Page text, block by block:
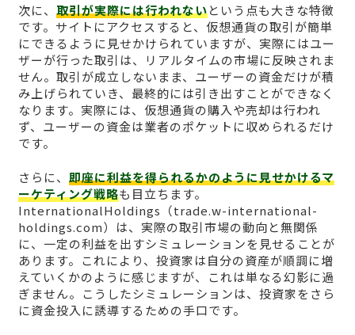
次に、 取引が実際には行われないという点も大きな特徴
です。サイトにアクセスすると、仮想通貨の取引が簡単
にできるように見せかけられていますが、実際にはユー
ザーが行った取引は、リアルタイムの市場に反映されま
せん。取引が成立しないまま、ユーザーの資金だけが積
み上げられていき、最終的には引き出すことができなく
なります。実際には、仮想通貨の購入や売却は行われ
ず、ユーザーの資金は業者のポケットに収められるだけ
です。
さらに、 即座に利益を得られるかのように見せかけるマ
ーケティング戦略も目立ちます。
InternationalHoldings（trade.w-international-
holdings.com）は、実際の取引市場の動向と無関係
に、一定の利益を出すシミュレーションを見せることが
あります。これにより、投資家は自分の資産が順調に増
えていくかのように感じますが、これは単なる幻影に過
ぎません。こうしたシミュレーションは、投資家をさら
に資金投入に誘導するための手口です。